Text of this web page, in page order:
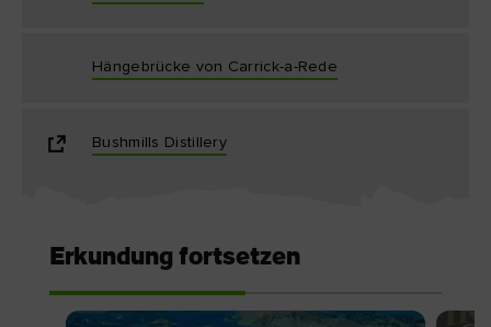
Hängebrücke von Carrick-a-Rede
Bushmills Distillery
Erkundung fortsetzen